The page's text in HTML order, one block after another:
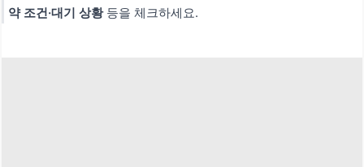
약 조건·대기 상황등을 체크하세요.